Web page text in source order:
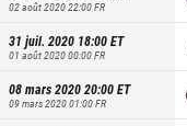
02 août 2020 22:00FR
31 juil. 2020 18:00ET
01 août 2020 00:00FR
08 mars 2020 20:00ET
09 mars 2020 01:00FR